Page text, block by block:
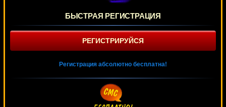
БЫСТРАЯ РЕГИСТРАЦИЯ
РЕГИСТРИРУЙСЯ
Регистрация абсолютно бесплатна!